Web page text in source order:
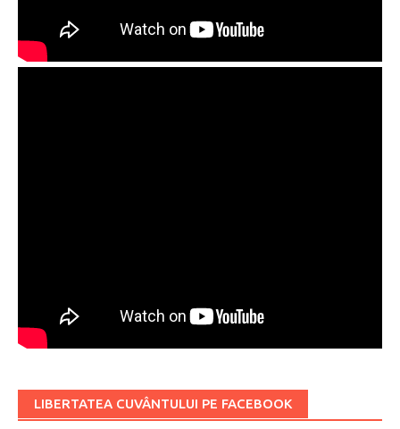
LIBERTATEA CUVÂNTULUI PE FACEBOOK